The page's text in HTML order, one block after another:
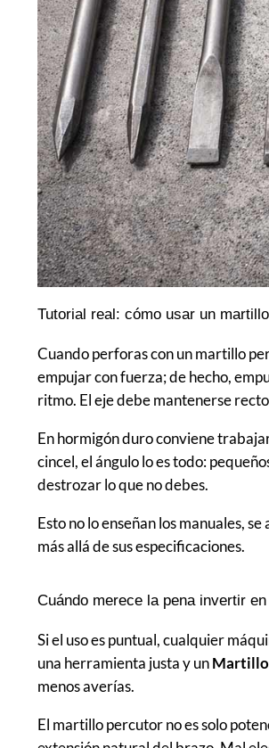
Tutorial real: cómo usar un
Cuando perforas con un martillo
empujar con fuerza; de hecho,
ritmo. El eje debe mantenerse
En hormigón duro conviene
cincel, el ángulo lo es todo:
destrozar lo que no debes.
Esto no lo enseñan los manuales,
más allá de sus especificaciones.
Cuándo merece la pena invertir
Si el uso es puntual, cualquier
una herramienta justa y un
menos averías.
El martillo percutor no es solo